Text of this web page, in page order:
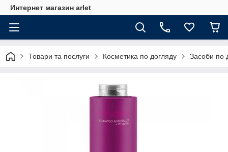
Интернет магазин arlet
Товари та послуги Косметика по догляду Засоби по